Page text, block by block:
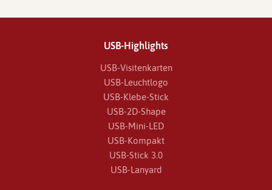
USB-Highlights
USB-Visitenkarten
USB-Leuchtlogo
USB-Klebe-Stick
USB-2D-Shape
USB-Mini-LED
USB-Kompakt
USB-Stick 3.0
USB-Lanyard